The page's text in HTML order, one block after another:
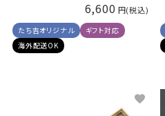
6,600
たち吉オリジナル
ギフト対応
海外配送OK